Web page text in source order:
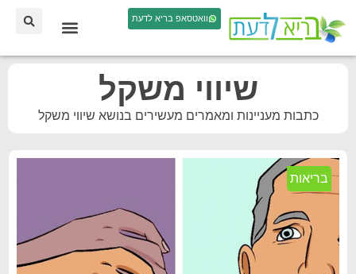
וואטסאפ בריא לדעת
שיווי משקל
כתבות מעניינות ומאמרים מעשירים בנושא שיווי משקל
בריאות